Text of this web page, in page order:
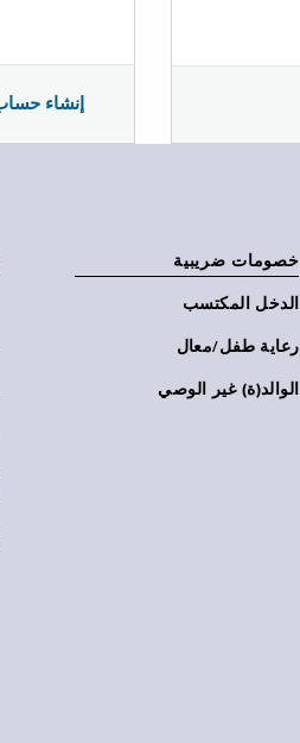
إنشاء
خصومات ضريبية
الدخل المكتسب
رعاية طفل/معال
الوالد(ة) غير الوصي